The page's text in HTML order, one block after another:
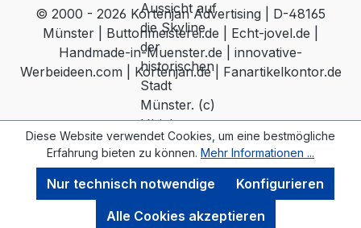
© 2000 - 2026 Kortenjan Advertising | D-48165
Münster | Buttonmeisterei.de | Echt-jovel.de |
Handmade-in-Muenster.de | innovative-
Werbeideen.com | Kortenjan.de | Fanartikelkontor.de
Diese Website verwendet Cookies, um eine bestmögliche
Erfahrung bieten zu können. Mehr Informationen ...
Nur technisch notwendige
Konfigurieren
Alle Cookies akzeptieren